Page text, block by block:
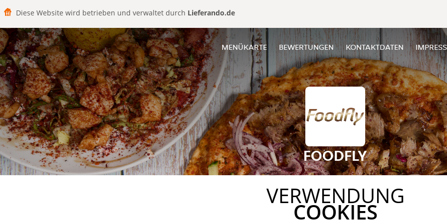
Diese Website wird betrieben und verwaltet durch Lieferando.de
MENÜKARTE BEWERTUNGEN KONTAKTDATEN
FOODFLY
VERWENDUNG
COOKIES